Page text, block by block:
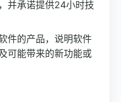
并承诺提供24小时技
件的产品，说明软件
可能带来的新功能或